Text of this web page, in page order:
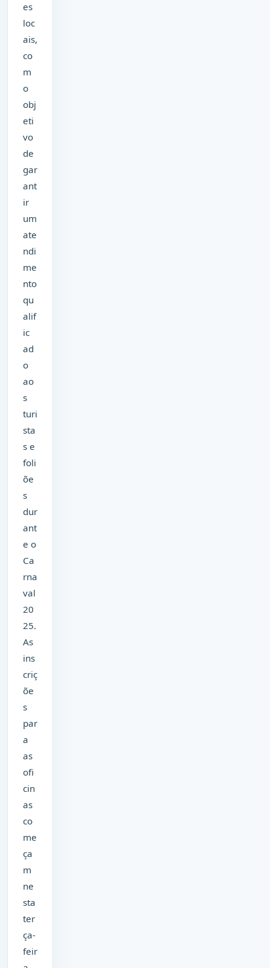
es
loc
ais,
co
m
o
obj
eti
vo
de
gar
ant
ir
um
ate
ndi
me
nto
qu
alif
ic
ad
o
ao
s
turi
sta
s e
foli
õe
s
dur
ant
e o
Ca
rna
val
20
25.
As
ins
criç
õe
s
par
a
as
ofi
cin
as
co
me
ça
m
ne
sta
ter
ça-
feir